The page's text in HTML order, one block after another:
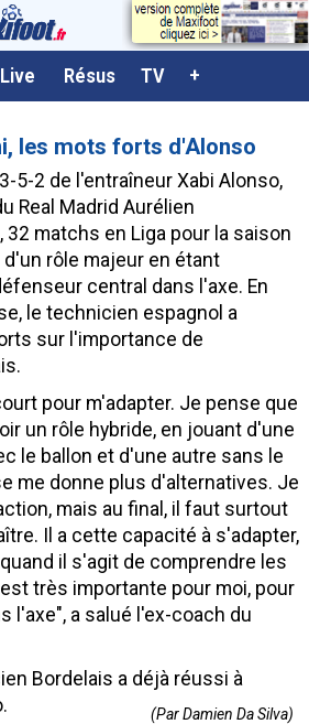
Live Résus TV +
les mots forts d'Alonso
5-2 de l'entraîneur Xabi Alonso,
Real Madrid Aurélien
32 matchs en Liga pour la saison
rôle majeur en étant
central dans l'axe. En
le technicien espagnol a
sur l'importance de
pour m'adapter. Je pense que
un rôle hybride, en jouant d'une
le ballon et d'une autre sans le
me donne plus d'alternatives. Je
mais au final, il faut surtout
Il a cette capacité à s'adapter,
il s'agit de comprendre les
très importante pour moi, pour
l'axe", a salué l'ex-coach du
Bordelais a déjà réussi à
(Par Damien Da Silva)